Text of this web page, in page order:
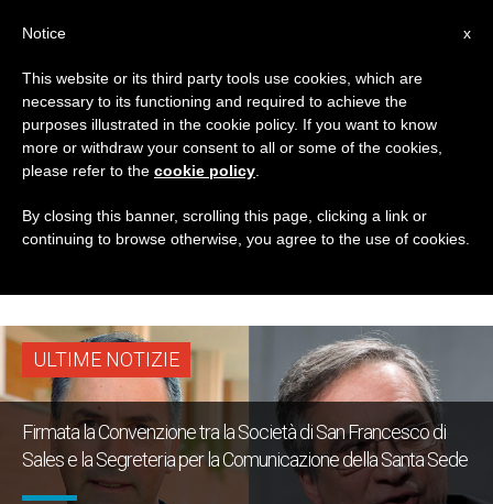
TAG
Posts Tagged ‘Società
Di San Francesco Di
ULTIME NOTIZIE
Firmata la Convenzione tra la Società di San Francesco di
Sales e la Segreteria per la Comunicazione della Santa Sede
x
Notice
This website or its third party tools use cookies, which are
necessary to its functioning and required to achieve the
purposes illustrated in the cookie policy. If you want to know
more or withdraw your consent to all or some of the cookies,
please refer to the cookie policy
By closing this banner, scrolling this page, clicking a link or
continuing to browse otherwise, you agree to the use of cookies.